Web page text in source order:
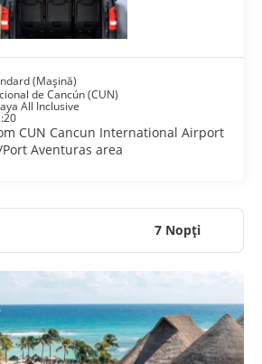
(Mașină)
de Cancún (CUN)
All Inclusive
CUN Cancun International Airport
Aventuras area
7 Nopţi